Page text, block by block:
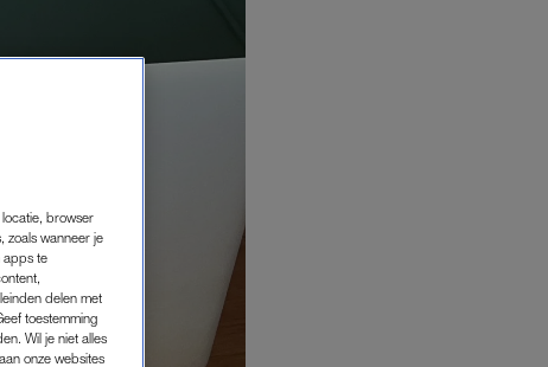
browser
zoals wanneer je
apps te
delen met
toestemming
Wil je niet alles
onze websites